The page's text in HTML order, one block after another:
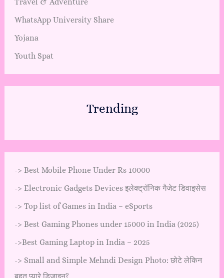
WhatsApp University Share
Yojana
Youth Spat
Trending
-> Best Mobile Phone Under Rs 10000
-> Electronic Gadgets Devices इलेक्ट्रॉनिक गैजेट डिवाइसेस
-> Top list of Games in India – eSports
-> Best Gaming Phones under 15000 in India (2025)
->Best Gaming Laptop in India – 2025
-> Small and Simple Mehndi Design Photo: छोटे लेकिन
बहुत प्यारे डिज़ाइन?